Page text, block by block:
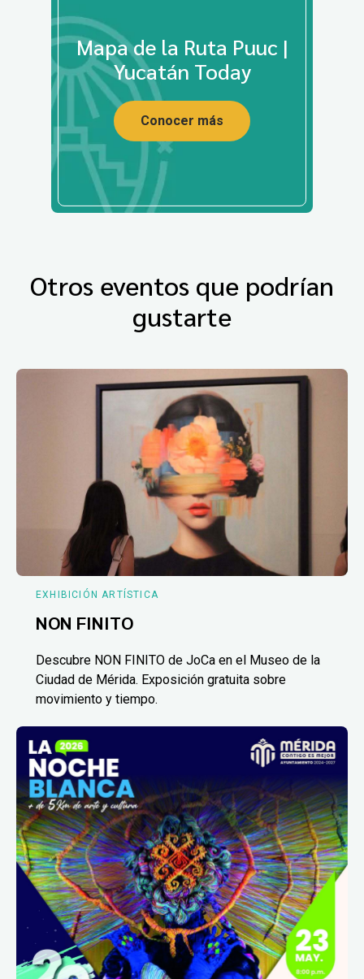
Mapa de la Ruta Puuc |
Yucatán Today
Conocer más
Otros eventos que podrían
gustarte
EXHIBICIÓN ARTÍSTICA
NON FINITO
Descubre NON FINITO de JoCa en el Museo de la
Ciudad de Mérida. Exposición gratuita sobre
movimiento y tiempo.